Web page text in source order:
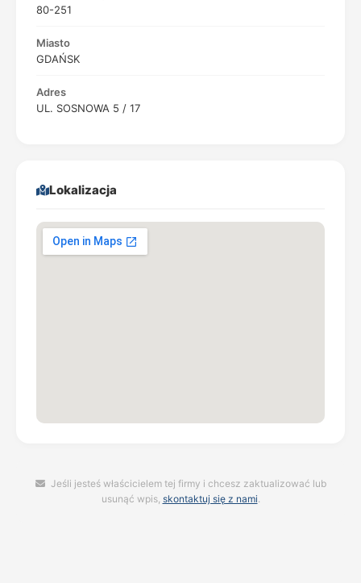
80-251
Miasto
GDAŃSK
Adres
UL. SOSNOWA 5 / 17
Lokalizacja
Jeśli jesteś właścicielem tej firmy i chcesz zaktualizować lub
usunąć wpis, skontaktuj się z nami.